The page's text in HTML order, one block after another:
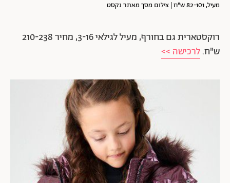
מעיל, 82-101 ש"ח | צילום מסך מאתר נקסט
רוקסטארית גם בחורף, מעיל לגילאי 3-16, מחיר 210-238
ש"ח.לרכישה >>